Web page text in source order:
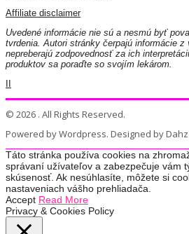
Affiliate disclaimer
Uvedené informácie nie sú a nesmú byť
tvrdenia. Autori stránky čerpajú informácie
nepreberajú zodpovednosť za ich
produktov sa poraďte so svojím lekárom.
© 2026 . All Rights Reserved.
Powered by Wordpress. Designed by Dahz
Táto stránka používa cookies na
správaní užívateľov a zabezpečuje vám
skúsenosť. Ak nesúhlasíte, môžete si
nastaveniach vášho prehliadača.
Accept Read More
Privacy & Cookies Policy